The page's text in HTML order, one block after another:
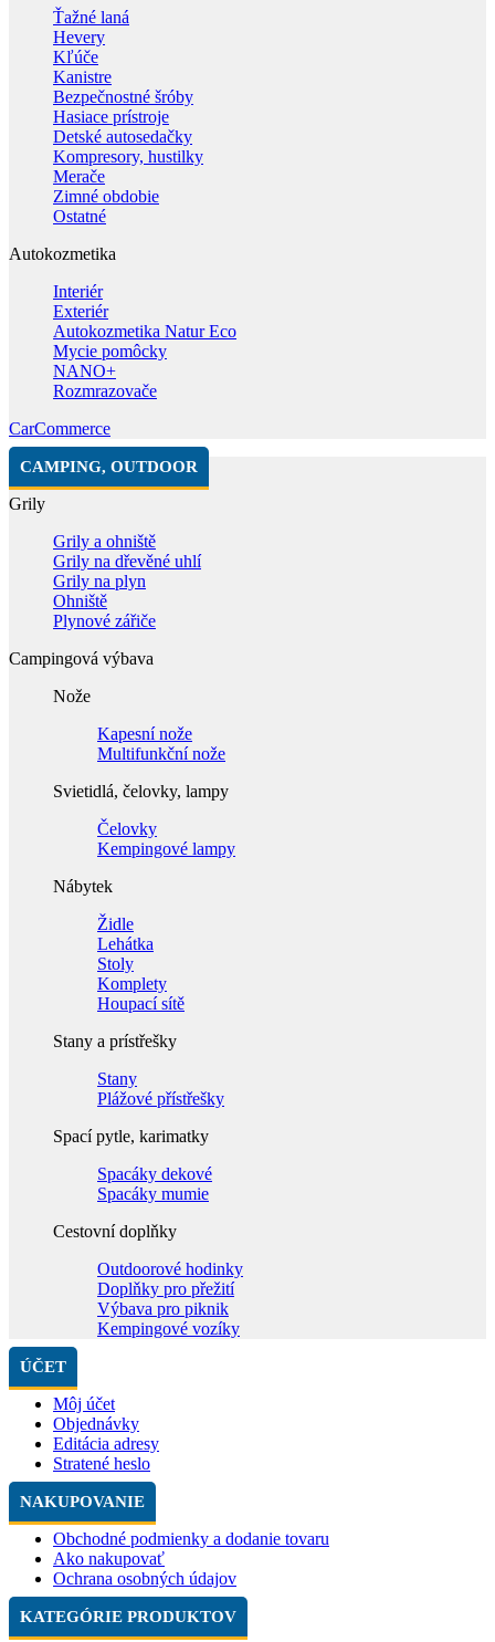
Ťažné laná
Hevery
Kľúče
Kanistre
Bezpečnostné šróby
Hasiace prístroje
Detské autosedačky
Kompresory, hustilky
Merače
Zimné obdobie
Ostatné
Autokozmetika
Interiér
Exteriér
Autokozmetika Natur Eco
Mycie pomôcky
NANO+
Rozmrazovače
CarCommerce
CAMPING, OUTDOOR
Grily
Grily a ohniště
Grily na dřevěné uhlí
Grily na plyn
Ohniště
Plynové zářiče
Campingová výbava
Nože
Kapesní nože
Multifunkční nože
Svietidlá, čelovky, lampy
Čelovky
Kempingové lampy
Nábytek
Židle
Lehátka
Stoly
Komplety
Houpací sítě
Stany a prístřešky
Stany
Plážové přístřešky
Spací pytle, karimatky
Spacáky dekové
Spacáky mumie
Cestovní doplňky
Outdoorové hodinky
Doplňky pro přežití
Výbava pro piknik
Kempingové vozíky
ÚČET
Môj účet
Objednávky
Editácia adresy
Stratené heslo
NAKUPOVANIE
Obchodné podmienky a dodanie tovaru
Ako nakupovať
Ochrana osobných údajov
KATEGÓRIE PRODUKTOV